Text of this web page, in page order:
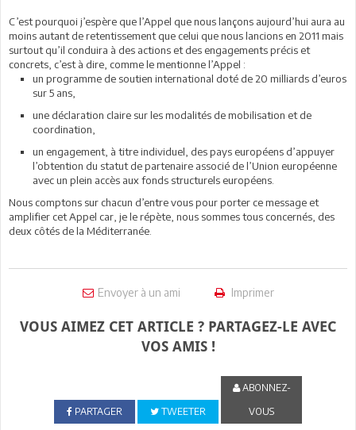
C’est pourquoi j’espère que l’Appel que nous lançons aujourd’hui aura au
moins autant de retentissement que celui que nous lancions en 2011 mais
surtout qu’il conduira à des actions et des engagements précis et
concrets, c’est à dire, comme le mentionne l’Appel :
un programme de soutien international doté de 20 milliards d’euros
sur 5 ans,
une déclaration claire sur les modalités de mobilisation et de
coordination,
un engagement, à titre individuel, des pays européens d’appuyer
l’obtention du statut de partenaire associé de l’Union européenne
avec un plein accès aux fonds structurels européens.
Nous comptons sur chacun d’entre vous pour porter ce message et
amplifier cet Appel car, je le répète, nous sommes tous concernés, des
deux côtés de la Méditerranée.
Envoyer à un ami Imprimer
VOUS AIMEZ CET ARTICLE ? PARTAGEZ-LE AVEC
VOS AMIS !
PARTAGER TWEETER
ABONNEZ-
VOUS